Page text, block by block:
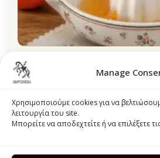
Manage
Χρησιμοποιούμε cookies για να
λειτουργία του site.
Μπορείτε να αποδεχτείτε ή να επιλέξετε
Πορσελάνινος Στίφτης
18,00
Προσθήκη στο